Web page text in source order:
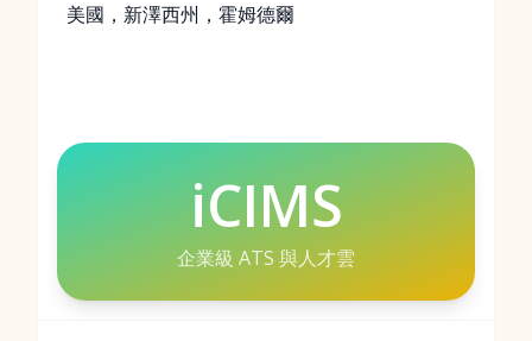
美國，新澤西州，霍姆德爾
iCIMS
企業級 ATS 與人才雲